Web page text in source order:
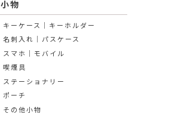
小物
キーケース│キーホルダー
名刺入れ│パスケース
スマホ│モバイル
喫煙具
ステーショナリー
ポーチ
その他小物